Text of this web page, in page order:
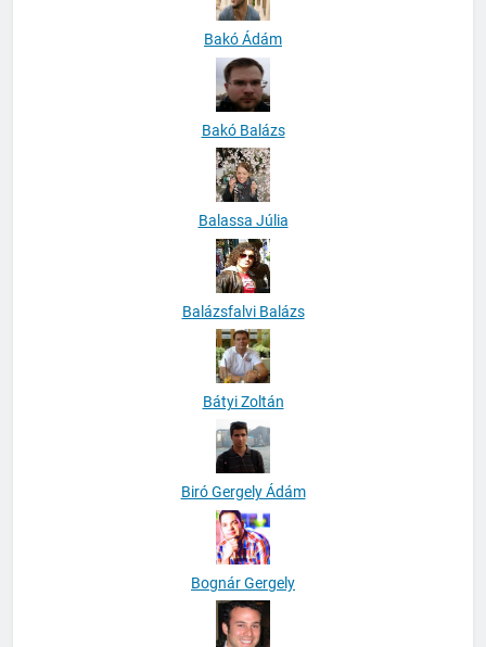
Bakó Ádám
Bakó Balázs
Balassa Júlia
Balázsfalvi Balázs
Bátyi Zoltán
Biró Gergely Ádám
Bognár Gergely